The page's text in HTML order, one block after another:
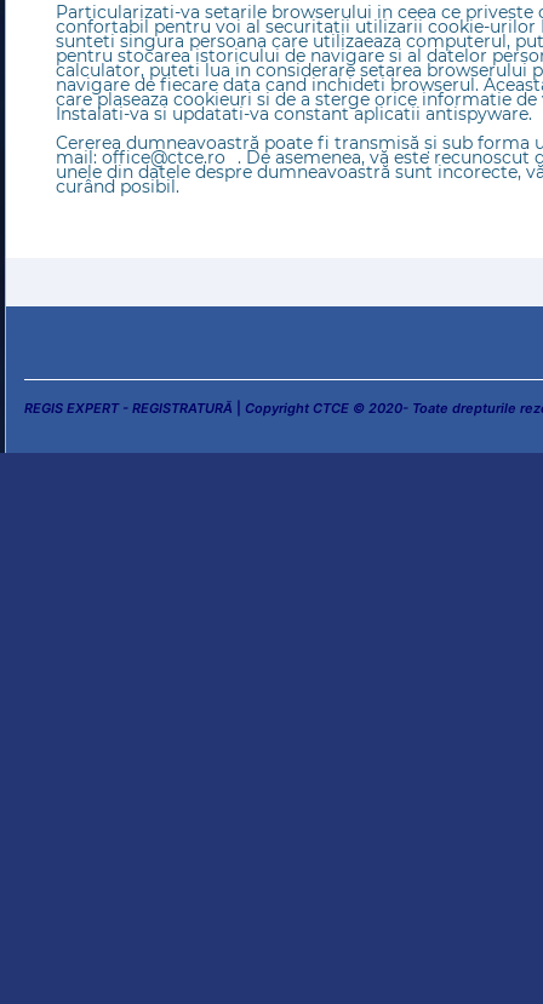
Particularizati-va setarile browserului in ceea ce
confortabil pentru voi al securitatii utilizarii cookie-urilor
sunteti singura persoana care utilizaeaza computerul,
pentru stocarea istoricului de navigare si al datelor
calculator, puteti lua in considerare setarea browserului
navigare de fiecare data cand inchideti browserul.
care plaseaza cookieuri si de a sterge orice informatie
Instalati-va si updatati-va constant aplicatii antispyware.
Cererea dumneavoastră poate fi transmisă şi sub forma
mail: office@ctce.ro . De asemenea, vă este
unele din datele despre dumneavoastră sunt incorecte,
curând posibil.
REGIS EXPERT - REGISTRATURĂ Copyright CTCE © 2020- Toate drepturile